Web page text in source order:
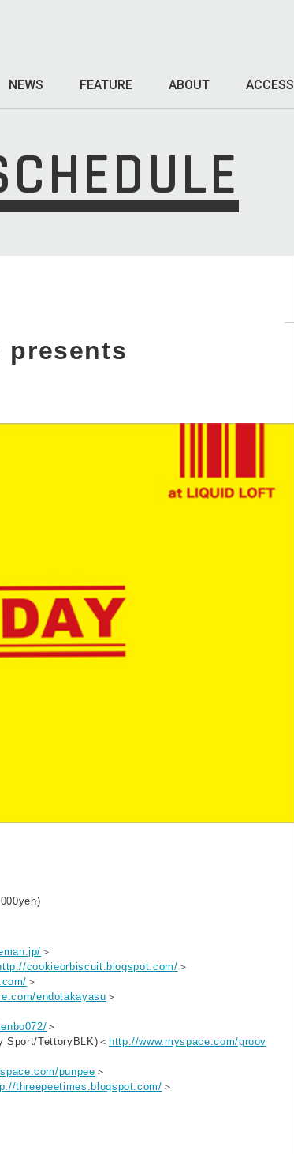
NEWS FEATURE ABOUT ACCESS
presents
＞
cookieorbiscuit.blogspot.com/ ＞
＞
endotakayasu ＞
＞
Sport/TettoryBLK)＜ http://www.myspace.com/groov
punpee ＞
threepeetimes.blogspot.com/ ＞